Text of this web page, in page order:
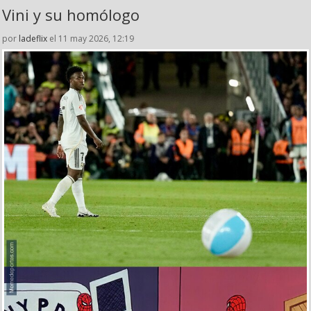
Vini y su homólogo
por ladeflix el 11 may 2026, 12:19